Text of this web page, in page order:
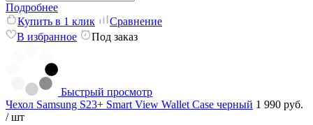
Подробнее
Купить в 1 клик
Сравнение
В избранное
Под заказ
Быстрый просмотр
Чехол Samsung S23+ Smart View Wallet Case черный 1 990 руб.
/ шт